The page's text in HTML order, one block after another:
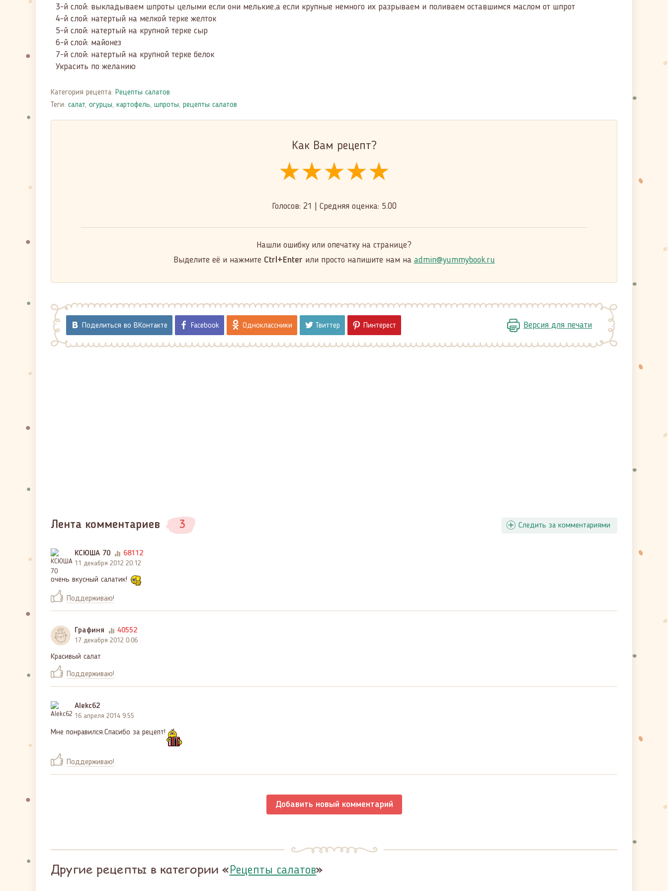
3-й слой: выкладываем шпроты целыми если они мелькие,а если крупные немного их разрываем и поливаем оставшимся маслом от шпрот
4-й слой: натертый на мелкой терке желток
5-й слой: натертый на крупной терке сыр
6-й слой: майонез
7-й слой: натертый на крупной терке белок
Украсить по желанию
Категория рецепта: Рецепты салатов
Теги: салат, огурцы, картофель, шпроты, рецепты салатов
Как Вам рецепт?
★★★★★
★★★★★
★★★★★
Голосов: 21 Средняя оценка: 5.00
Нашли ошибку или опечатку на странице?
Выделите её и нажмите Ctrl+Enter или просто напишите нам на admin@yummybook.ru
Поделиться во ВКонтакте Facebook Одноклассники Твиттер Пинтерест Версия для печати
Лента комментариев 3 Следить за комментариями
КСЮША 70 68112
11 декабря 2012 20:12
очень вкусный салатик!
Поддерживаю!
Графиня 40552
17 декабря 2012 0:06
Красивый салат
Поддерживаю!
Alekc62
16 апреля 2014 9:55
Мне понравился.Спасибо за рецепт!
Поддерживаю!
Добавить новый комментарий
Другие рецепты в категории «Рецепты салатов»